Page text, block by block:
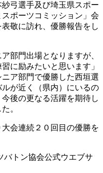
弓選手及び埼玉県スポー
ポーツコミッション」会
敬に訪れ、優勝報告をし
部門出場となりますが、
に励みたいと思います」
ア部門で優勝した西垣選
が近く（県内）にいるの
後の更なる活躍を期待し
。
会連続２０回目の優勝を
バトン協会公式ウエブサ